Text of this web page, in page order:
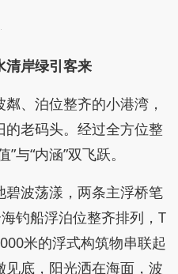
清岸绿引客来
粼、泊位整齐的小港湾，